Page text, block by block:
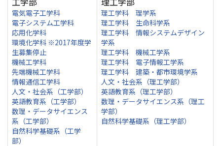
電気電子工学科
電子システム工学科
応用化学科
環境化学科 ※2017年度学
生募集停止
機械工学科
先端機械工学科
情報通信工学科
人文・社会系（工学部）
英語教育系（工学部）
数理・データサイエンス
系（工学部）
自然科学基礎系（工学
部）
理工学科 理学系
理工学科 生命科学系
理工学科 情報システムデザイン
学系
理工学科 機械工学系
理工学科 電子情報工学系
理工学科 建築・都市環境学系
人文・社会系（理工学部）
英語教育系（理工学部）
数理・データサイエンス系（理工
学部）
自然科学基礎系（理工学部）